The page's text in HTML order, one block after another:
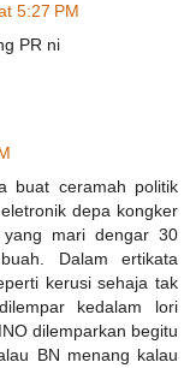
5:27 PM
PR ni
buat ceramah politik
depa kongker
mari dengar 30
Dalam ertikata
kerusi sehaja tak
kedalam lori
dilemparkan begitu
BN menang kalau